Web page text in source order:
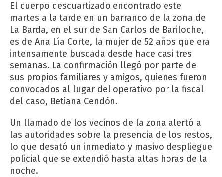
El cuerpo descuartizado encontrado este
martes a la tarde en un barranco de la zona de
La Barda, en el sur de San Carlos de Bariloche,
es de Ana Lía Corte, la mujer de 52 años que era
intensamente buscada desde hace casi tres
semanas. La confirmación llegó por parte de
sus propios familiares y amigos, quienes fueron
convocados al lugar del operativo por la fiscal
del caso, Betiana Cendón.
Un llamado de los vecinos de la zona alertó a
las autoridades sobre la presencia de los restos,
lo que desató un inmediato y masivo despliegue
policial que se extendió hasta altas horas de la
noche.